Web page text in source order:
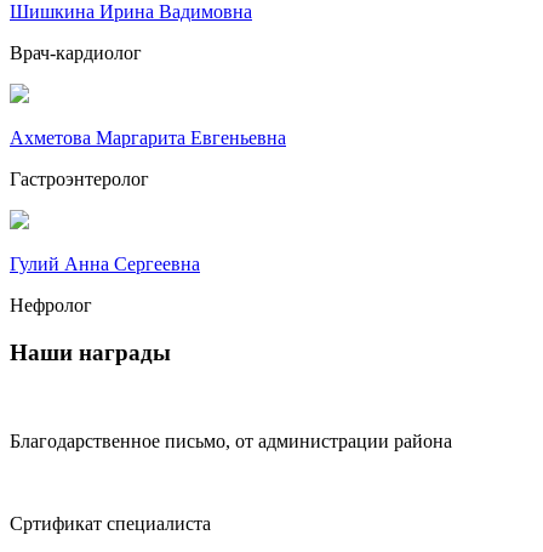
Шишкина Ирина Вадимовна
Врач-кардиолог
Ахметова Маргарита Евгеньевна
Гастроэнтеролог
Гулий Анна Сергеевна
Нефролог
Наши награды
Благодарственное письмо, от администрации района
Сртификат специалиста